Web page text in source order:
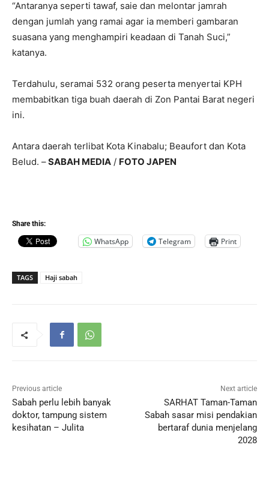
“Antaranya seperti tawaf, saie dan melontar jamrah
dengan jumlah yang ramai agar ia memberi gambaran
suasana yang menghampiri keadaan di Tanah Suci,”
katanya.
Terdahulu, seramai 532 orang peserta menyertai KPH
membabitkan tiga buah daerah di Zon Pantai Barat negeri
ini.
Antara daerah terlibat Kota Kinabalu; Beaufort dan Kota
Belud. –SABAH MEDIA / FOTO JAPEN
Share this:
WhatsApp Telegram Print
TAGS Haji sabah
Previous article
Sabah perlu lebih banyak
doktor, tampung sistem
kesihatan – Julita
Next article
SARHAT Taman-Taman
Sabah sasar misi pendakian
bertaraf dunia menjelang
2028